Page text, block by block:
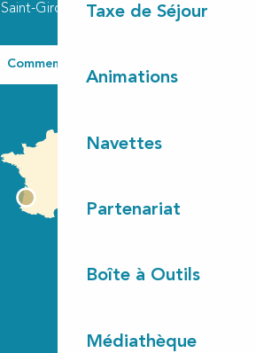
Taxe de Séjour
Animations
Navettes
Partenariat
Boîte à Outils
Médiathèque
Saint-Girons plage
Comment venir ?